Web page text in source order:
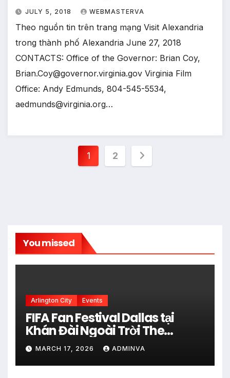
JULY 5, 2018 WEBMASTERVA
Theo nguồn tin trên trang mạng Visit Alexandria
trong thành phố Alexandria June 27, 2018
CONTACTS: Office of the Governor: Brian Coy,
Brian.Coy@governor.virginia.gov Virginia Film
Office: Andy Edmunds, 804-545-5534,
aedmunds@virginia.org…
Posts
1 2
You missed
Arlington City Events
FIFA Fan Festival Dallas tại
Khán Đài Ngoài Trời The
Pavilion thuộc Fair Park Mở
Cửa Miễn phí vào 34 Ngày Thi
đấu của FIFA World Cup 2026
MARCH 17, 2026 ADMINVA